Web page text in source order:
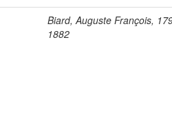
Biard, Auguste François,
1882